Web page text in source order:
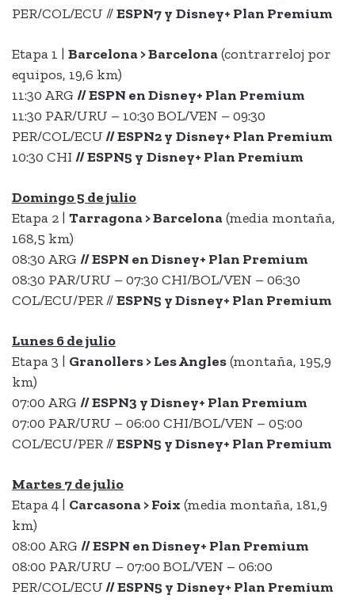
PER/COL/ECU //ESPN7 y Disney+ Plan Premium
Etapa 1 | Barcelona > Barcelona(contrarreloj por
equipos, 19,6 km)
11:30 ARG // ESPN enDisney+ Plan Premium
11:30 PAR/URU – 10:30 BOL/VEN – 09:30
PER/COL/ECU//ESPN2 y Disney+ Plan Premium
10:30 CHI //ESPN5 y Disney+ Plan Premium
Domingo 5 de julio
Etapa 2 | Tarragona > Barcelona(media montaña,
168,5 km)
08:30 ARG // ESPN en Disney+ Plan Premium
08:30 PAR/URU – 07:30 CHI/BOL/VEN – 06:30
COL/ECU/PER //ESPN5 yDisney+ Plan Premium
Lunes 6 de julio
Etapa 3 | Granollers > Les Angles(montaña, 195,9
km)
07:00 ARG // ESPN3 y Disney+ Plan Premium
07:00 PAR/URU – 06:00 CHI/BOL/VEN – 05:00
COL/ECU/PER //ESPN5 yDisney+ Plan Premium
Martes 7 de julio
Etapa 4 | Carcasona > Foix (media montaña, 181,9
km)
08:00 ARG // ESPN enDisney+ Plan Premium
08:00 PAR/URU – 07:00 BOL/VEN – 06:00
PER/COL/ECU//ESPN5 y Disney+ Plan Premium